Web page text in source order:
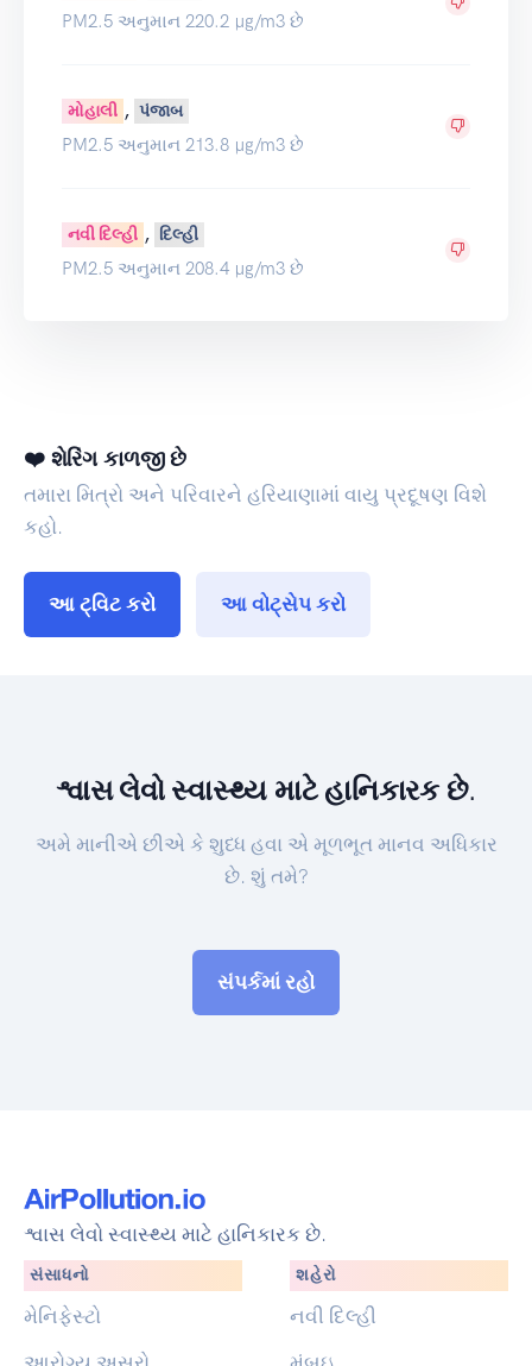
PM2.5 અનુમાન 220.2 µg/m3 છે
મોહાલી , પંજાબ
PM2.5 અનુમાન 213.8 µg/m3 છે
નવી દિલ્હી , દિલ્હી
PM2.5 અનુમાન 208.4 µg/m3 છે
❤️ શેરિંગ કાળજી છે
તમારા મિત્રો અને પરિવારને હરિયાણામાં વાયુ પ્રદૂષણ વિશે
કહો.
આ ટ્વિટ કરો આ વોટ્સેપ કરો
શ્વાસ લેવો સ્વાસ્થ્ય માટે હાનિકારક છે.
અમે માનીએ છીએ કે શુધ્ધ હવા એ મૂળભૂત માનવ અધિકાર
છે. શું તમે?
સંપર્કમાં રહો
શ્વાસ લેવો સ્વાસ્થ્ય માટે હાનિકારક છે.
સંસાધનો
મેનિફેસ્ટો
શહેરો
નવી દિલ્હી